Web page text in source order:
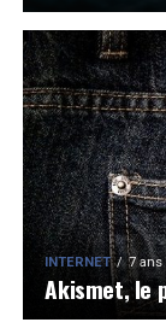
INTERNET 7 ans
Akismet, le